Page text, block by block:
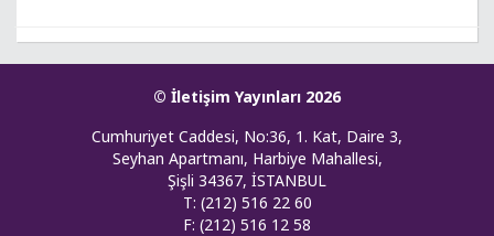
© İletişim Yayınları 2026
Cumhuriyet Caddesi, No:36, 1. Kat, Daire 3,
Seyhan Apartmanı, Harbiye Mahallesi,
Şişli 34367, İSTANBUL
T: (212) 516 22 60
F: (212) 516 12 58